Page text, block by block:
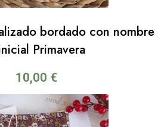
bordado con nombre
Primavera
10,00 €